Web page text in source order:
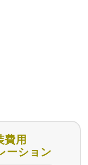
費用
ーション